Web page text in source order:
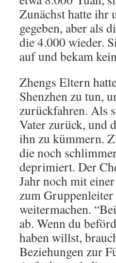
Zunächst hatte ihr
gegeben, aber als
die 4.000 wieder.
auf und bekam
Zhengs Eltern
Shenzhen zu tun,
zurückfahren. Als
Vater zurück, und
ihn zu kümmern.
die noch
deprimiert. Der
Jahr noch mit
zum
weitermachen.
ab. Wenn du
haben willst,
Beziehungen zur